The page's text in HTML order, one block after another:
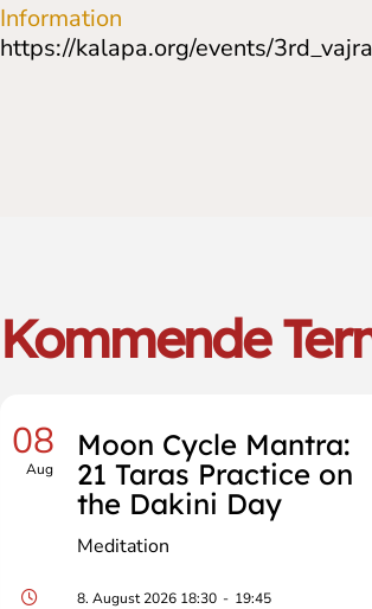
Information
https://kalapa.org/events/
Kommende
08
Aug
Moon Cycle Mantra:
21 Taras Practice on
the Dakini Day
Meditation
8. August 2026 18:30 - 19:45